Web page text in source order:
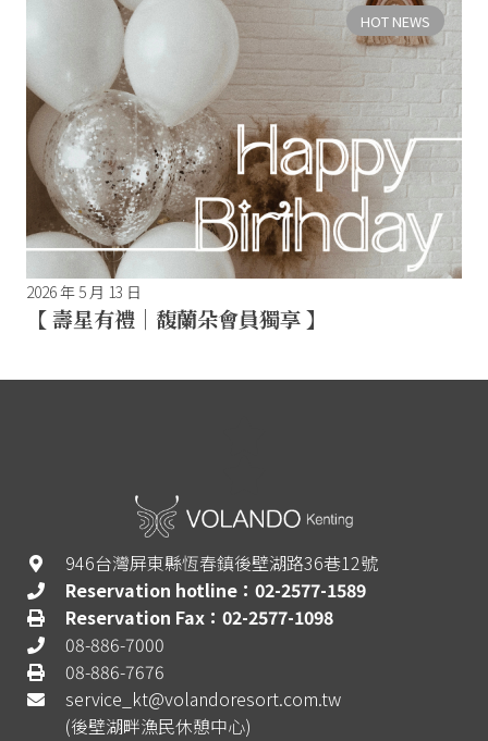
HOT NEWS
2026 年 5 月 13 日
【 壽星有禮｜馥蘭朵會員獨享 】
946台灣屏東縣恆春鎮後壁湖路36巷12號
Reservation hotline：02-2577-1589
Reservation Fax：02-2577-1098
08-886-7000
08-886-7676
service_kt@volandoresort.com.tw
(後壁湖畔漁民休憩中心)